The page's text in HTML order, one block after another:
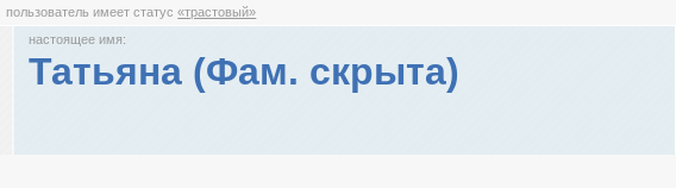
пользователь имеет статус«трастовый»
настоящее имя:
Татьяна (Фам. скрыта)